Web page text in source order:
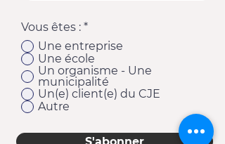
Vous êtes : *
Une entreprise
Une école
Un organisme - Une
municipalité
Un(e) client(e) du CJE
Autre